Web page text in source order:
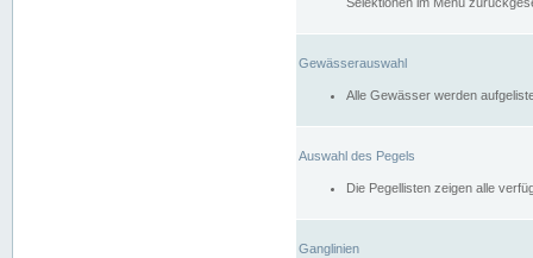
Gewässerauswahl
Alle Gewässer werden
Auswahl des Pegels
Die Pegellisten zeigen alle
Ganglinien